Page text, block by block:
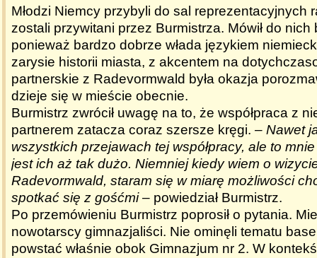
Młodzi Niemcy przybyli do sal reprezentacyjnych
zostali przywitani przez Burmistrza. Mówił do
ponieważ bardzo dobrze włada językiem
zarysie historii miasta, z akcentem na
partnerskie z Radevormwald była okazja
dzieje się w mieście obecnie.
Burmistrz zwrócił uwagę na to, że współpraca z
partnerem zatacza coraz szersze kręgi. – Nawet
wszystkich przejawach tej współpracy, ale to
jest ich aż tak dużo. Niemniej kiedy wiem o
Radevormwald, staram się w miarę możliwości
spotkać się z gośćmi– powiedział Burmistrz.
Po przemówieniu Burmistrz poprosił o pytania.
nowotarscy gimnazjaliści. Nie ominęli tematu
powstać właśnie obok Gimnazjum nr 2. W